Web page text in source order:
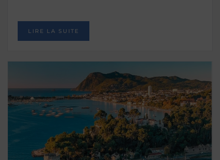
LIRE LA SUITE